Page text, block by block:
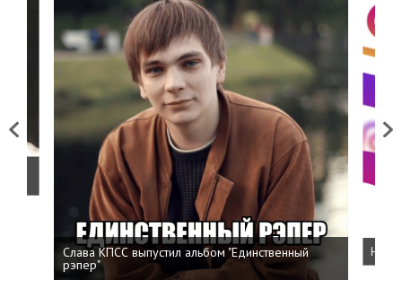
Previous
Слава КПСС выпустил альбом "Единственный
рэпер"
Next